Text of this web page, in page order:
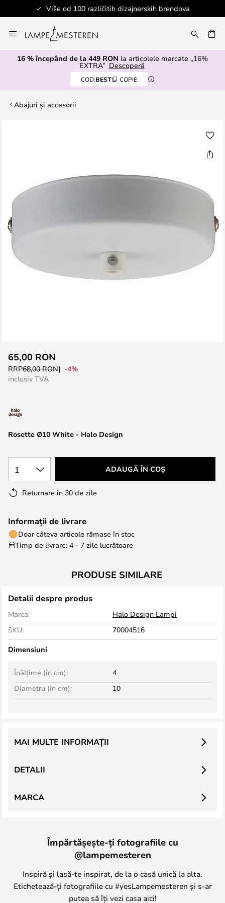
Više od 100 različitih dizajnerskih brendova
la
Continut
16 % începând de la 449 RON la articolele marcate „16%
EXTRA” Descoperă
COD:BEST COPIE
Abajuri și accesorii
images
gallery
to
the
the
gallery
Rosette Ø10 White - Halo Design
65,00 RON
RRP68,00 RON
-4%
inclusiv TVA
1 ADAUGĂ ÎN COȘ
Returnare în 30 de zile
Informații de livrare
Doar câteva articole rămase în stoc
Timp de livrare: 4 - 7 zile lucrătoare
PRODUSE SIMILARE
Detalii despre produs
Marca:
Halo Design Lampi
SKU:
70004516
Dimensiuni
Înălțime (în cm):
4
Diametru (în cm):
10
DETALII
MAI MULTE INFORMAȚII
MARCA
Împărtășește-ți fotografiile cu
@lampemesteren
Inspiră și lasă-te inspirat, de la o casă unică la alta.
Etichetează-ți fotografiile cu #yesLampemesteren și s-ar
putea să îți vezi casa aici!